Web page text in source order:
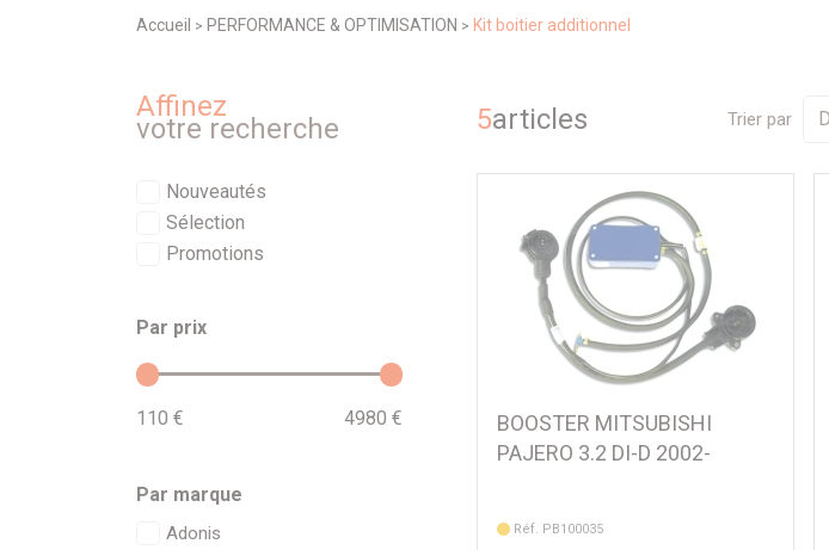
Accueil > PERFORMANCE & OPTIMISATION > Kit boitier additionnel
5articles Trier par
BOOSTER MITSUBISHI
PAJERO 3.2 DI-D 2002-
Réf. PB100035
Affinez
votre recherche
Nouveautés
Sélection
Promotions
Par prix
110 € 4980 €
Par marque
Adonis